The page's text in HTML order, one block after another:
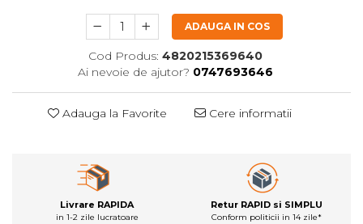
ADAUGA IN COS
Cod Produs: 4820215369640
Ai nevoie de ajutor? 0747693646
Adauga la Favorite Cere informatii
Livrare RAPIDA
in 1-2 zile lucratoare
Retur RAPID si SIMPLU
Conform politicii in 14 zile*